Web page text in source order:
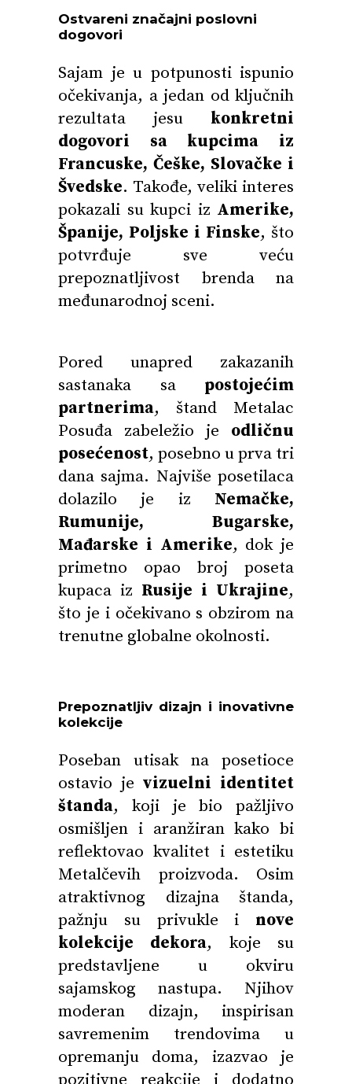
Ostvareni značajni poslovni
dogovori
Sajam je u potpunosti ispunio
očekivanja, a jedan od ključnih
rezultata jesu konkretni
dogovori sa kupcima iz
Francuske, Češke, Slovačke i
Švedske. Takođe, veliki interes
pokazali su kupci iz Amerike,
Španije, Poljske i Finske, što
potvrđuje sve veću
prepoznatljivost brenda na
međunarodnoj sceni.
Pored unapred zakazanih
sastanaka sa postojećim
partnerima, štand Metalac
Posuđa zabeležio je odličnu
posećenost, posebno u prva tri
dana sajma. Najviše posetilaca
dolazilo je iz Nemačke,
Rumunije, Bugarske,
Mađarske i Amerike, dok je
primetno opao broj poseta
kupaca iz Rusije i Ukrajine,
što je i očekivano s obzirom na
trenutne globalne okolnosti.
Prepoznatljiv dizajn i inovativne
kolekcije
Poseban utisak na posetioce
ostavio je vizuelni identitet
štanda, koji je bio pažljivo
osmišljen i aranžiran kako bi
reflektovao kvalitet i estetiku
Metalčevih proizvoda. Osim
atraktivnog dizajna štanda,
pažnju su privukle i nove
kolekcije dekora, koje su
predstavljene u okviru
sajamskog nastupa. Njihov
moderan dizajn, inspirisan
savremenim trendovima u
opremanju doma, izazvao je